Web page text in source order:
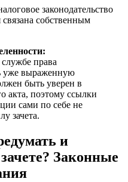
законодательство
собственным
права
уже выраженную
быть уверен в
акта, поэтому ссылки
сами по себе не
зачета.
и
Законные